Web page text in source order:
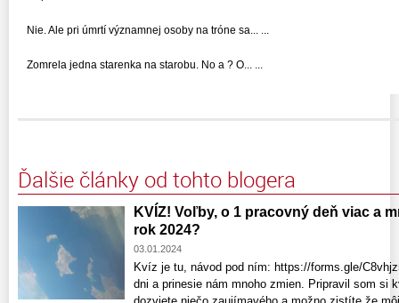
Nie. Ale pri úmrtí významnej osoby na tróne sa... ...
Zomrela jedna starenka na starobu. No a ? O... ...
Ďalšie články od tohto blogera
KVÍZ! Voľby, o 1 pracovný deň viac a
rok 2024?
03.01.2024
Kvíz je tu, návod pod ním: https://forms.gle/
dni a prinesie nám mnoho zmien. Pripravil som si